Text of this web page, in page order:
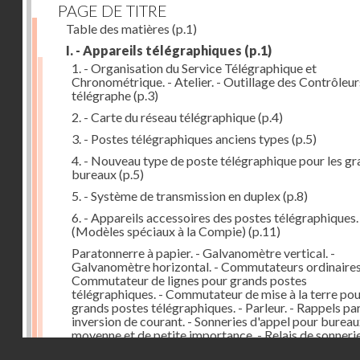
PAGE DE TITRE
Table des matières (p.1)
I. - Appareils télégraphiques (p.1)
1. - Organisation du Service Télégraphique et
Chronométrique. - Atelier. - Outillage des
télégraphe(p.3)
2. - Carte du réseau télégraphique(p.4)
3. - Postes télégraphiques anciens types (p.5)
4. - Nouveau type de poste télégraphique pour les
bureaux(p.5)
5. - Système de transmission en duplex(p.8)
6. - Appareils accessoires des postes
(Modèles spéciaux à la Compie) (p.11)
Paratonnerre à papier. - Galvanomètre vertical. -
Galvanomètre horizontal. - Commutateurs
Commutateur de lignes pour grands postes
télégraphiques. - Commutateur de mise à la terre
grands postes télégraphiques. - Parleur. - Rappels
inversion de courant. - Sonneries d'appel pour
moyenne et de petite importance. - Relais de